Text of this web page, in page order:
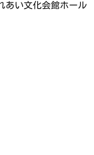
い文化会館ホール